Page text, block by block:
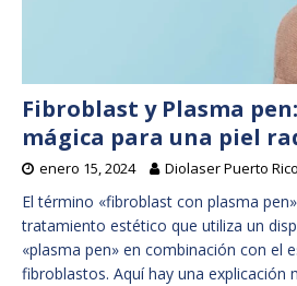
Fibroblast y Plasma
mágica para una piel
enero 15, 2024 Diolaser Puerto Rico
El término «fibroblast con plasma
tratamiento estético que utiliza un
«plasma pen» en combinación con el
fibroblastos. Aquí hay una explicación